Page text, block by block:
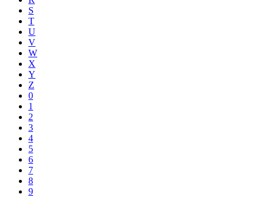
S
T
U
V
W
X
Y
Z
0
1
2
3
4
5
6
7
8
9